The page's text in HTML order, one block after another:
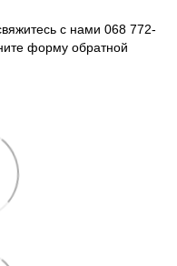
с нами 068 772-
форму обратной